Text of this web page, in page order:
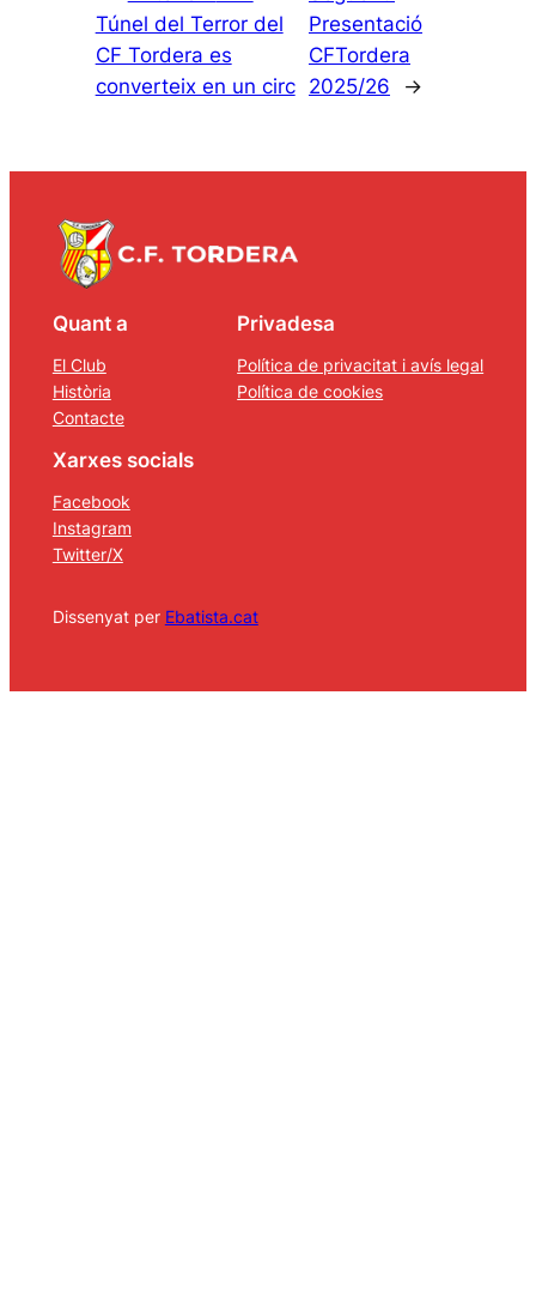
Túnel del Terror del
CF Tordera es
converteix en un circ
Presentació
CFTordera
2025/26
→
Quant a
El Club
Història
Contacte
Privadesa
Política de privacitat i avís legal
Política de cookies
Xarxes socials
Facebook
Instagram
Twitter/X
Dissenyat per Ebatista.cat